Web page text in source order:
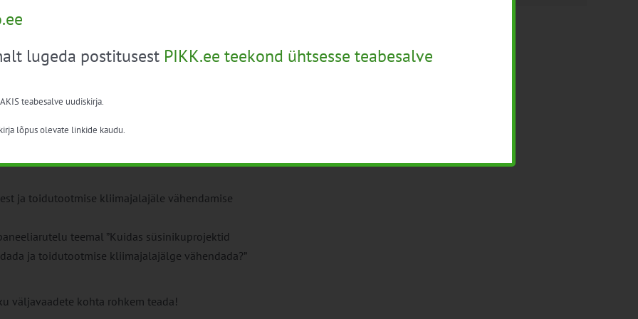
projektist
arendaja Euroopas
ja kogukonnale
ja toidutootmise kliimajalajäle vähendamise
teemal ”Kuidas süsinikuprojektid
ja toidutootmise kliimajalajälge vähendada?”
väljavaadete kohta rohkem teada!
lugeda postitusest PIKK.ee teekond ühtsesse teabesalve
teabesalve uudiskirja.
lõpus olevate linkide kaudu.